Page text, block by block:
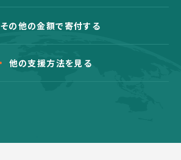
その他の金額で寄付する
他の支援方法を見る